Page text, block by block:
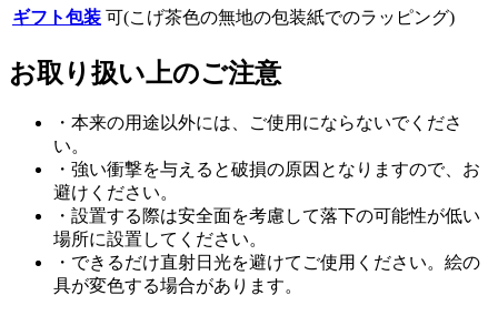
ギフト包装 可(こげ茶色の無地の包装紙でのラッピング)
お取り扱い上のご注意
・本来の用途以外には、ご使用にならないでくださ
い。
・強い衝撃を与えると破損の原因となりますので、お
避けください。
・設置する際は安全面を考慮して落下の可能性が低い
場所に設置してください。
・できるだけ直射日光を避けてご使用ください。絵の
具が変色する場合があります。